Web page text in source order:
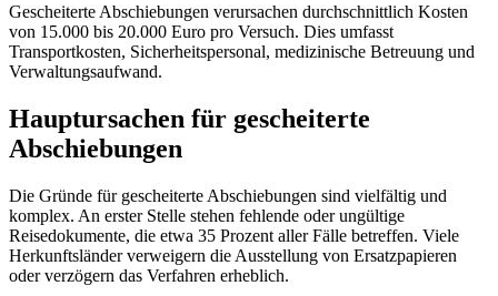
Gescheiterte Abschiebungen verursachen durchschnittlich Kosten
von 15.000 bis 20.000 Euro pro Versuch. Dies umfasst
Transportkosten, Sicherheitspersonal, medizinische Betreuung und
Verwaltungsaufwand.
Hauptursachen für gescheiterte
Abschiebungen
Die Gründe für gescheiterte Abschiebungen sind vielfältig und
komplex. An erster Stelle stehen fehlende oder ungültige
Reisedokumente, die etwa 35 Prozent aller Fälle betreffen. Viele
Herkunftsländer verweigern die Ausstellung von Ersatzpapieren
oder verzögern das Verfahren erheblich.